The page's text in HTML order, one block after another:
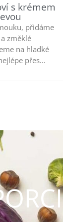
s krémem
přidáme
změklé
na hladké
přes...